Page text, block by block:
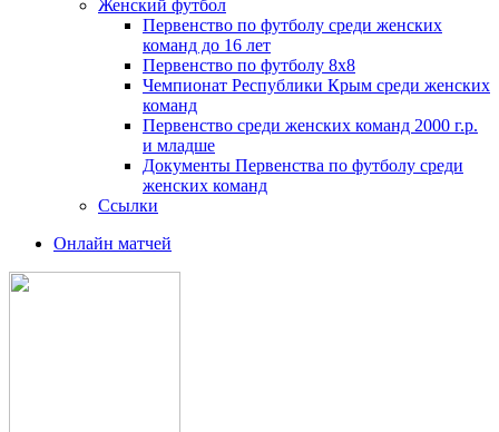
Женский футбол
Первенство по футболу среди женских
команд до 16 лет
Первенство по футболу 8х8
Чемпионат Республики Крым среди женских
команд
Первенство среди женских команд 2000 г.р.
и младше
Документы Первенства по футболу среди
женских команд
Ссылки
Онлайн матчей